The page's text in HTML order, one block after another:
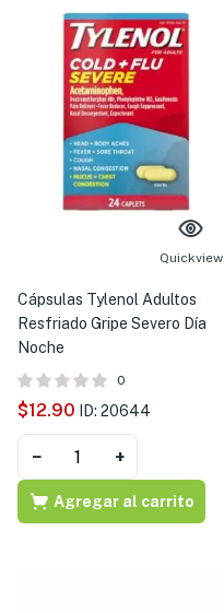
Quickview
Cápsulas Tylenol Adultos
Resfriado Gripe Severo Día
Noche
0
$12.90 ID: 20644
− +
Agregar al carrito